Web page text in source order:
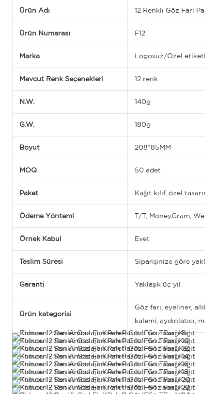
Ürün Adı 12 Renkli Göz Farı Paleti
Ürün Numarası F12
Marka Logosuz/Özel etiketli/
Mevcut Renk Seçenekleri 12 renk
N.W. 140g
G.W. 180g
Boyut 208*85MM
MOQ 50 adet
Paket Kağıt kılıf, özel tasarım
Ödeme Yöntemi T/T, MoneyGram, West
Örnek Kabul Evet
Teslim Süresi Siparişinize göre
Garanti Yaklaşık üç yıl
Ürün kategorisi
Göz farı, eyeliner, allık,
kalemi, aydınlatıcı,